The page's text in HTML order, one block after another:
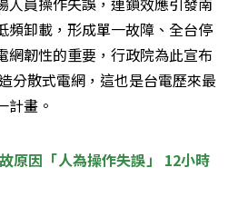
頻卸載，形成單一故障、全台停
網韌性的重要，行政院為此宣布
分散式電網，這也是台電歷來最
計畫。
原因「人為操作失誤」 12小時